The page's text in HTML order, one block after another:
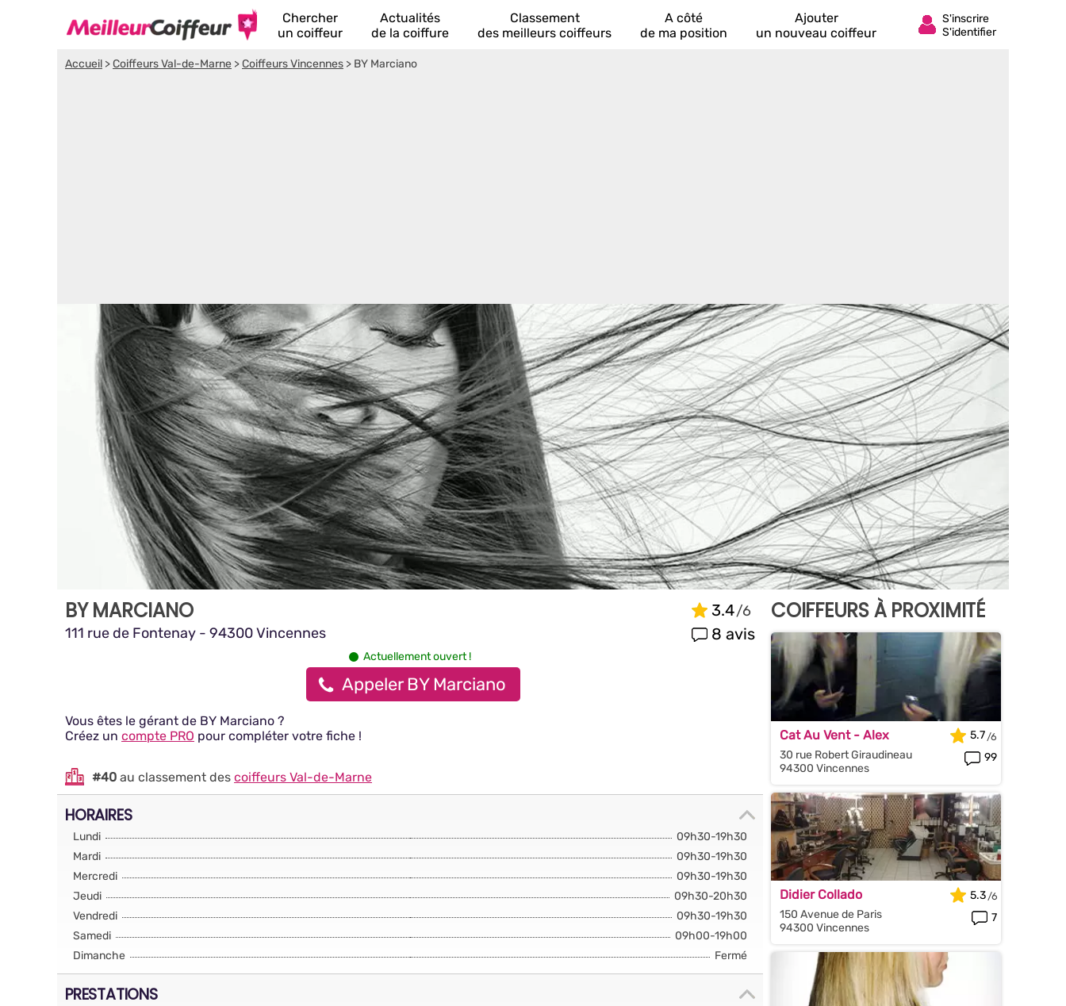
Chercher
un coiffeur
Actualités
de la coiffure
Classement
des meilleurs coiffeurs
A côté
de ma position
Ajouter
un nouveau coiffeur
Accueil >Coiffeurs Val-de-Marne >Coiffeurs Vincennes > BY Marciano
BY MARCIANO
111 rue de Fontenay - 94300 Vincennes
3.4
8 avis
Actuellement ouvert !
Appeler BY Marciano
Vous êtes le gérant de BY Marciano ?
Créez un compte PRO pour compléter votre fiche !
#40 au classement des coiffeurs Val-de-Marne
HORAIRES
Lundi
09h30-19h30
Mardi
09h30-19h30
Mercredi
09h30-19h30
Jeudi
09h30-20h30
Vendredi
09h30-19h30
Samedi
09h00-19h00
Dimanche
Fermé
PRESTATIONS
COIFFEURS À PROXIMITÉ
Cat Au Vent - Alex
30 rue Robert Giraudineau
94300 Vincennes
5.7
99
Didier Collado
150 Avenue de Paris
94300 Vincennes
5.3
7